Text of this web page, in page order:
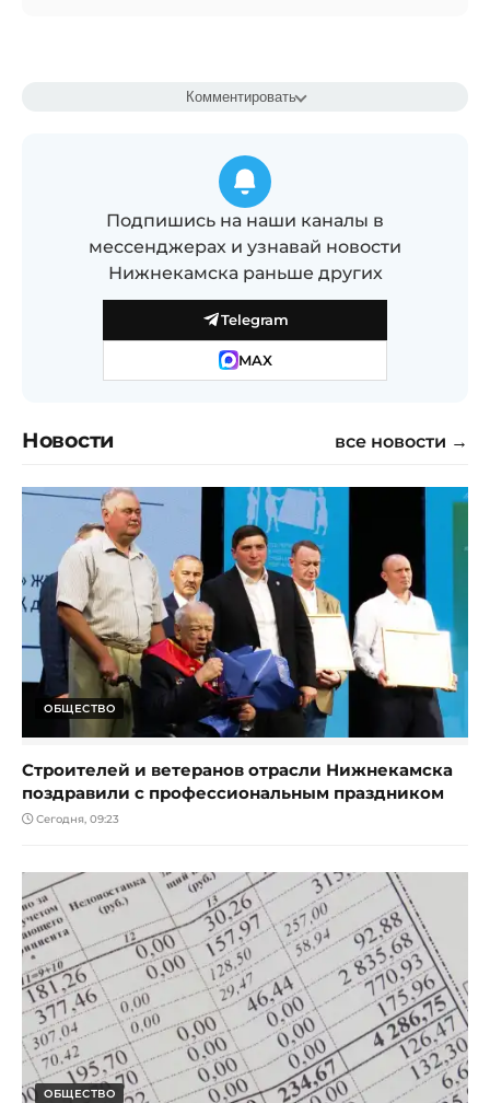
Комментировать
Подпишись на наши каналы в
мессенджерах и узнавай новости
Нижнекамска раньше других
Telegram
MAX
Новости все новости →
ОБЩЕСТВО
Строителей и ветеранов отрасли Нижнекамска
поздравили с профессиональным праздником
Сегодня, 09:23
ОБЩЕСТВО